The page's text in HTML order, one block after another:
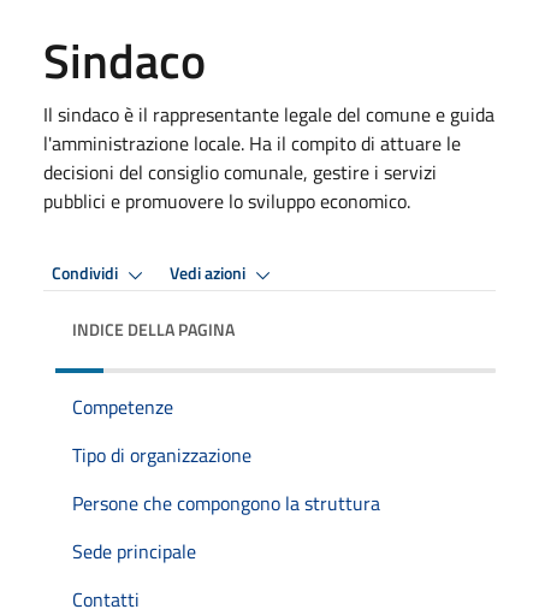
Sindaco
Il sindaco è il rappresentante legale del comune e guida
l'amministrazione locale. Ha il compito di attuare le
decisioni del consiglio comunale, gestire i servizi
pubblici e promuovere lo sviluppo economico.
Condividi Vedi azioni
INDICE DELLA PAGINA
Competenze
Tipo di organizzazione
Persone che compongono la struttura
Sede principale
Contatti